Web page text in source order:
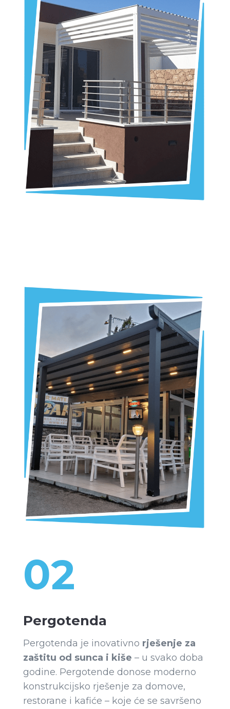
02
Pergotenda
Pergotenda je inovativno rješenje za
zaštitu od sunca i kiše – u svako doba
godine. Pergotende donose moderno
konstrukcijsko rješenje za domove,
restorane i kafiće – koje će se savršeno